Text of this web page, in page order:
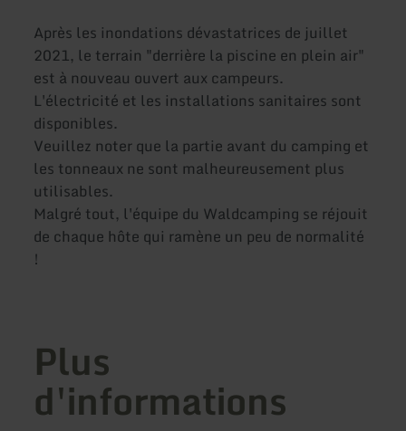
Après les inondations dévastatrices de juillet
2021, le terrain "derrière la piscine en plein air"
est à nouveau ouvert aux campeurs.
L'électricité et les installations sanitaires sont
disponibles.
Veuillez noter que la partie avant du camping et
les tonneaux ne sont malheureusement plus
utilisables.
Malgré tout, l'équipe du Waldcamping se réjouit
de chaque hôte qui ramène un peu de normalité
!
Plus
d'informations